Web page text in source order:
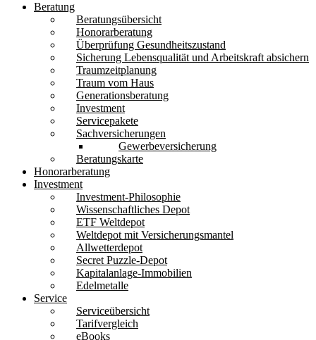
Beratung
Beratungsübersicht
Honorarberatung
Überprüfung Gesundheitszustand
Sicherung Lebensqualität und Arbeitskraft absichern
Traumzeitplanung
Traum vom Haus
Generationsberatung
Investment
Servicepakete
Sachversicherungen
Gewerbeversicherung
Beratungskarte
Honorarberatung
Investment
Investment-Philosophie
Wissenschaftliches Depot
ETF Weltdepot
Weltdepot mit Versicherungsmantel
Allwetterdepot
Secret Puzzle-Depot
Kapitalanlage-Immobilien
Edelmetalle
Service
Serviceübersicht
Tarifvergleich
eBooks